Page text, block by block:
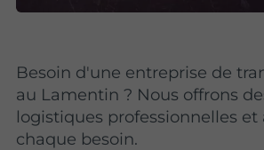
Besoin d'une entreprise de
au Lamentin ? Nous offrons
logistiques professionnelles et
chaque besoin.